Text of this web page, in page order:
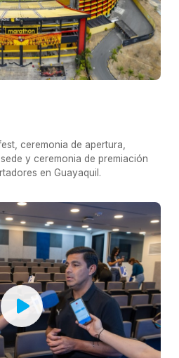
ceremonia de apertura,
y ceremonia de premiación
en Guayaquil.